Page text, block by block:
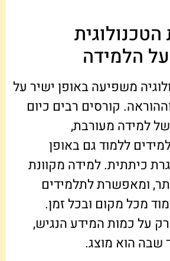
הלמידה
משפיעה באופן ישיר על
קורסים רבים כיום
למידה מעורבת,
ללמוד גם באופן
כיתתית. למידה מקוונת
ומאפשרת לתלמידים
מכל מקום ובכל זמן.
על כמות המידע הנגיש,
שבה הוא מוצג.